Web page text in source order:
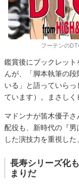
フーテンの
鑑賞後にブックレッ
んが、「脚本執筆の
いる」と語っていら
ています）。まさしく
マドンナが笛木優子
配役も、新時代の『
した演技力を重視した
長寿シリーズ化
まりだ